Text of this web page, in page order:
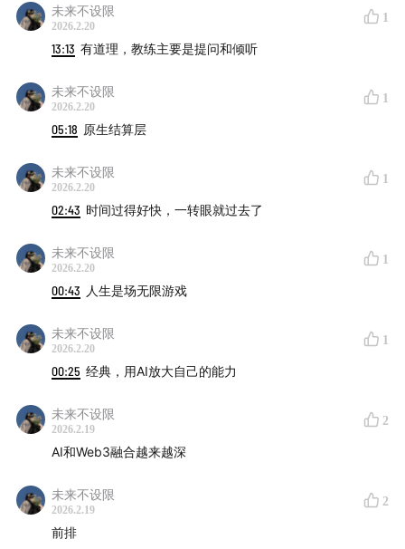
1. 管理升维： 从“管人”到“管系统”。在 AI 加持下，
Leader 应该是设定愿景的“船长”，而非划桨的“水手”。
2. GDE 布道新意义： 技术布道不再是教人写代码（AI 做
得更好），而是引领开发者寻找“为什么写代码”的意义，
3. 独立创作者实践： 借助 AI 工具（如 GoGBA 项目），
实现从创意到全球化产品的极速跃迁，验证“一人公司”的
可行性。
【录制时间：2026/1/25】
---------------------------------------------------
嘉宾简介
🎙️ 从Web3从业者到谷歌专家，再到独立创作者，标签重
09:54 AI对职场与团队的变革
👥 团队管理新哲学：从亲自下场到教练式沟通，AI赋能组
未来不设限
2026.2.20
1
13:13 有道理，教练主要是提问和倾听
未来不设限
2026.2.20
1
05:18 原生结算层
未来不设限
2026.2.20
1
02:43 时间过得好快，一转眼就过去了
未来不设限
2026.2.20
1
00:43 人生是场无限游戏
未来不设限
2026.2.20
1
00:25 经典，用AI放大自己的能力
未来不设限
2026.2.19
2
AI和Web3融合越来越深
未来不设限
2026.2.19
2
前排